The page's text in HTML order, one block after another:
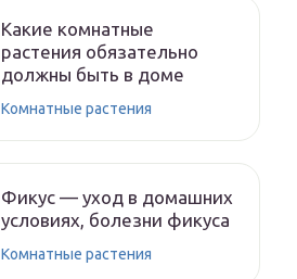
Какие комнатные
растения обязательно
должны быть в доме
Комнатные растения
Фикус — уход в домашних
условиях, болезни фикуса
Комнатные растения